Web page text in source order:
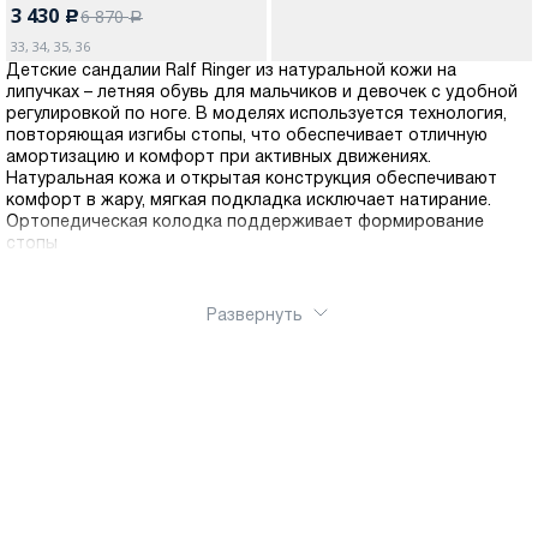
3 430 c6 870a
33, 34, 35, 36
Детские сандалии Ralf Ringer из натуральной кожи на
липучках – летняя обувь для мальчиков и девочек с удобной
регулировкой по ноге. В моделях используется технология,
повторяющая изгибы стопы, что обеспечивает отличную
амортизацию и комфорт при активных движениях.
Натуральная кожа и открытая конструкция обеспечивают
комфорт в жару, мягкая подкладка исключает натирание.
Ортопедическая колодка поддерживает формирование
стопы
Развернуть